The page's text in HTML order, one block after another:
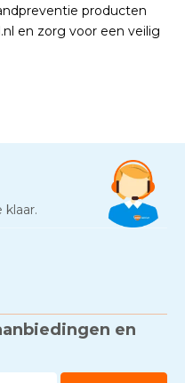
producten
en zorg voor een veilig
en